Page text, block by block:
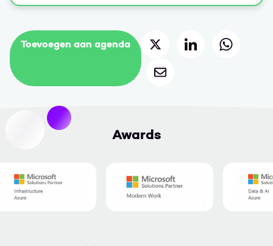
Toevoegen aan agenda Deel op Twitter
Deel op LinkedIn
Deel op
Deel via mail
Awards